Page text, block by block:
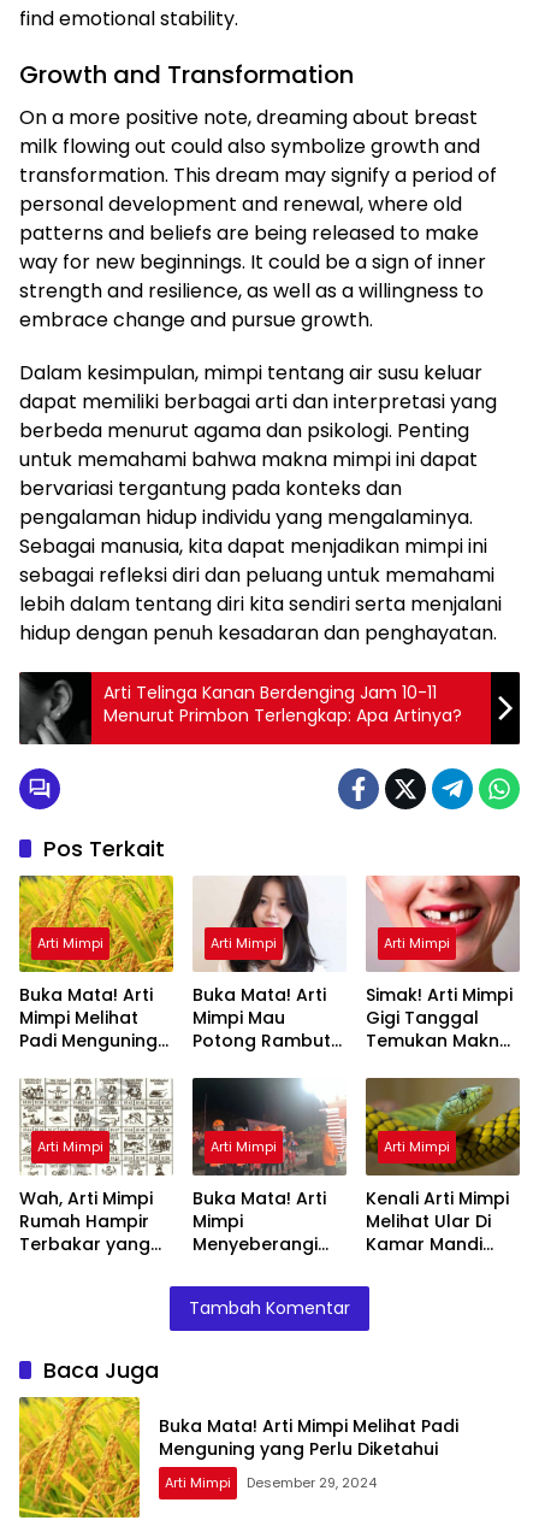
find emotional stability.
Growth and Transformation
On a more positive note, dreaming about breast
milk flowing out could also symbolize growth and
transformation. This dream may signify a period of
personal development and renewal, where old
patterns and beliefs are being released to make
way for new beginnings. It could be a sign of inner
strength and resilience, as well as a willingness to
embrace change and pursue growth.
Dalam kesimpulan, mimpi tentang air susu keluar
dapat memiliki berbagai arti dan interpretasi yang
berbeda menurut agama dan psikologi. Penting
untuk memahami bahwa makna mimpi ini dapat
bervariasi tergantung pada konteks dan
pengalaman hidup individu yang mengalaminya.
Sebagai manusia, kita dapat menjadikan mimpi ini
sebagai refleksi diri dan peluang untuk memahami
lebih dalam tentang diri kita sendiri serta menjalani
hidup dengan penuh kesadaran dan penghayatan.
Arti Telinga Kanan Berdenging Jam 10-11
Menurut Primbon Terlengkap: Apa Artinya?
Pos Terkait
Arti Mimpi
Buka Mata! Arti
Mimpi Melihat
Padi Menguning
Diketahui
Arti Mimpi
Buka Mata! Arti
Mimpi Mau
Potong Rambut
Ini Penjelasannya
Arti Mimpi
Simak! Arti Mimpi
Gigi Tanggal
Temukan Makna
Arti Mimpi
Wah, Arti Mimpi
Rumah Hampir
Terbakar yang
Arti Mimpi
Buka Mata! Arti
Mimpi
Menyeberangi
Teman Ternyata
Ini Artinya
Menurut Pakar
Arti Mimpi
Kenali Arti Mimpi
Melihat Ular Di
Kamar Mandi
Ini Penjelasannya
Tambah Komentar
Baca Juga
Buka Mata! Arti Mimpi Melihat Padi
Menguning yang Perlu Diketahui
Arti Mimpi Desember 29, 2024